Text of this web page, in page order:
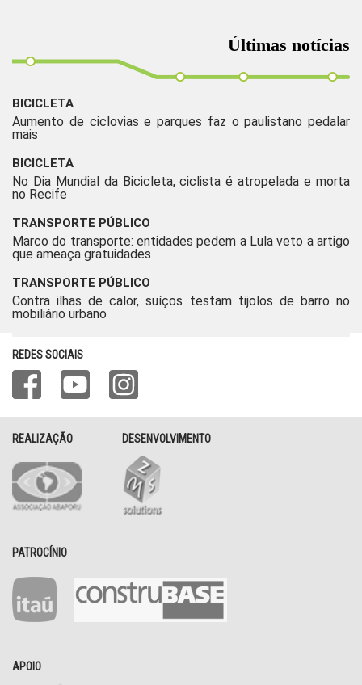
Últimas notícias
BICICLETA
Aumento de ciclovias e parques faz o paulistano pedalar
mais
BICICLETA
No Dia Mundial da Bicicleta, ciclista é atropelada e morta
no Recife
TRANSPORTE PÚBLICO
Marco do transporte: entidades pedem a Lula veto a artigo
que ameaça gratuidades
TRANSPORTE PÚBLICO
Contra ilhas de calor, suíços testam tijolos de barro no
mobiliário urbano
REDES SOCIAIS
REALIZAÇÃO DESENVOLVIMENTO
PATROCÍNIO
APOIO